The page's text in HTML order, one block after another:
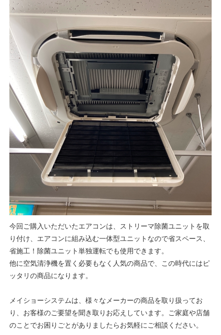
今回ご購入いただいたエアコンは、ストリーマ除菌ユニットを取
り付け、エアコンに組み込む一体型ユニットなので省スペース、
省施工！除菌ユニット単独運転でも使用できます。
他に空気清浄機を置く必要もなく人気の商品で、この時代にはピ
ッタリの商品になります。
メイショーシステムは、様々なメーカーの商品を取り扱ってお
り、お客様のご要望を聞き取りお応えしています。ご家庭や店舗
のことでお困りごとがありましたらお気軽にご相談ください。